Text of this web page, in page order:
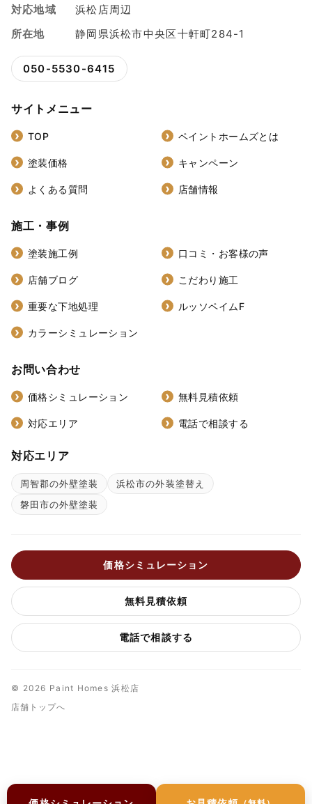
対応地域
浜松店周辺
所在地
静岡県浜松市中央区十軒町284-1
050-5530-6415
サイトメニュー
TOP ペイントホームズとは
塗装価格 キャンペーン
よくある質問 店舗情報
施工・事例
塗装施工例 口コミ・お客様の声
店舗ブログ こだわり施工
重要な下地処理 ルッソペイムF
カラーシミュレーション
お問い合わせ
価格シミュレーション 無料見積依頼
対応エリア 電話で相談する
対応エリア
周智郡の外壁塗装
浜松市の外装塗替え
磐田市の外壁塗装
価格シミュレーション
無料見積依頼
電話で相談する
© 2026 Paint Homes 浜松店
店舗トップへ